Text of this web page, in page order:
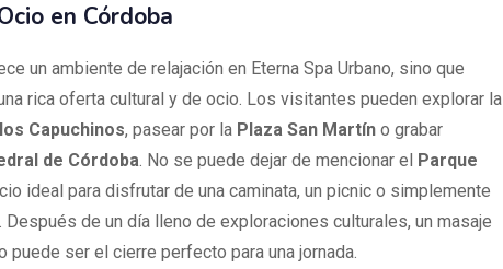
en Córdoba
un ambiente de relajación en Eterna Spa Urbano, sino que
rica oferta cultural y de ocio. Los visitantes pueden explorar la
Capuchinos, pasear por la Plaza San Martíno grabar
de Córdoba. No se puede dejar de mencionar el Parque
ideal para disfrutar de una caminata, un picnic o simplemente
Después de un día lleno de exploraciones culturales, un masaje
puede ser el cierre perfecto para una jornada.